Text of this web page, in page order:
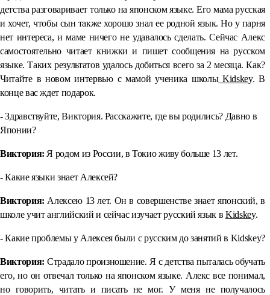
детства разговаривает только на японском языке. Его мама русская
и хочет, чтобы сын также хорошо знал ее родной язык. Но у парня
нет интереса, и маме ничего не удавалось сделать. Сейчас Алекс
самостоятельно читает книжки и пишет сообщения на русском
языке. Таких результатов удалось добиться всего за 2 месяца. Как?
Читайте в новом интервью с мамой ученика школыKidskey. В
конце вас ждет подарок.
- Здравствуйте, Виктория. Расскажите, где вы родились? Давно в
Японии?
Виктория: Я родом из России, в Токио живу больше 13 лет.
- Какие языки знает Алексей?
Виктория: Алексею 13 лет. Он в совершенстве знает японский, в
школе учит английский и сейчас изучает русский язык в Kidskey.
- Какие проблемы у Алексея были с русским до занятий в Kidskey?
Виктория: Страдало произношение. Я с детства пыталась обучать
его, но он отвечал только на японском языке. Алекс все понимал,
но говорить, читать и писать не мог. У меня не получалось